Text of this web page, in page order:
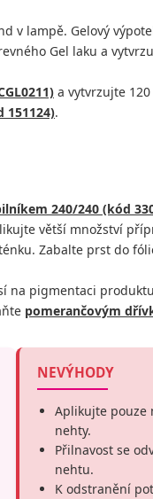
v lampě. Gelový
Gel laku a
a vytvrzujte
151124).
240/240 (kód
větší množství
Zabalte prst do
na pigmentaci
pomerančovým
NEVÝHODY
Aplikujte pouze
nehty.
Přilnavost se
nehtu.
K odstranění